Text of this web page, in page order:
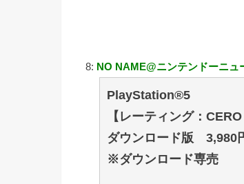
8: NO NAME@ニンテンドーニュ
PlayStation®5
【レーティング：
ダウンロード版 3,980
※ダウンロード専売